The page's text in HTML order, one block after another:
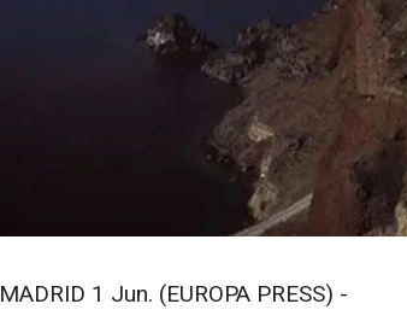
MADRID 1 Jun. (EUROPA PRESS) -